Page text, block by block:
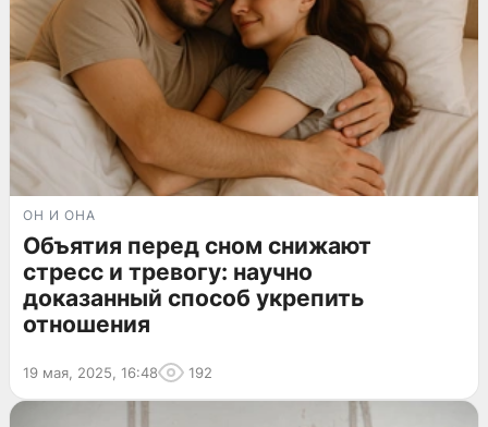
ОН И ОНА
Объятия перед сном снижают
стресс и тревогу: научно
доказанный способ укрепить
отношения
19 мая, 2025, 16:48 192